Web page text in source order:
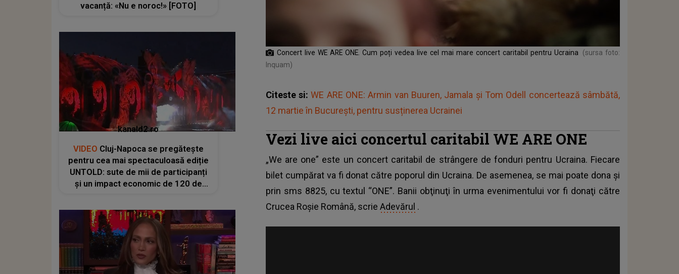
Concert live WE ARE ONE. Cum poți vedea live cel mai mare concert caritabil pentru Ucraina
(sursa foto:
Inquam)
Citeste si:WE ARE ONE: Armin van Buuren, Jamala și Tom Odell concertează sâmbătă,
12 martie în București, pentru susținerea Ucrainei
Vezi live aici concertul caritabil WE ARE ONE
„We are one” este un concert caritabil de strângere de fonduri pentru Ucraina. Fiecare
bilet cumpărat va fi donat către poporul din Ucraina. De asemenea, se mai poate dona și
prin sms 8825, cu textul “ONE”. Banii obţinuţi în urma evenimentului vor fi donaţi către
Crucea Roşie Română, scrie Adevărul .
vacanță: «Nu e noroc!» [FOTO]
kanald2.ro
VIDEO Cluj-Napoca se pregătește
pentru cea mai spectaculoasă ediție
UNTOLD: sute de mii de participanți
și un impact economic de 120 de